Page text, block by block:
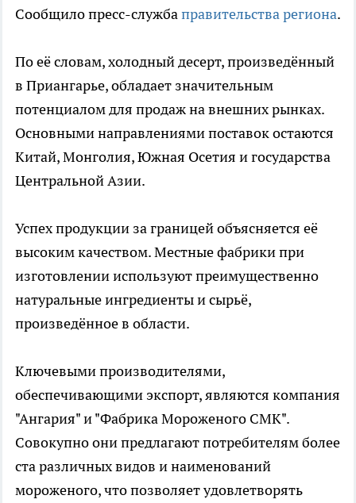
Сообщило пресс-службаправительства региона.
По её словам, холодный десерт, произведённый
в Приангарье, обладает значительным
потенциалом для продаж на внешних рынках.
Основными направлениями поставок остаются
Китай, Монголия, Южная Осетия и государства
Центральной Азии.
Успех продукции за границей объясняется её
высоким качеством. Местные фабрики при
изготовлении используют преимущественно
натуральные ингредиенты и сырьё,
произведённое в области.
Ключевыми производителями,
обеспечивающими экспорт, являются компания
"Ангария" и "Фабрика Мороженого СМК".
Совокупно они предлагают потребителям более
ста различных видов и наименований
мороженого, что позволяет удовлетворять